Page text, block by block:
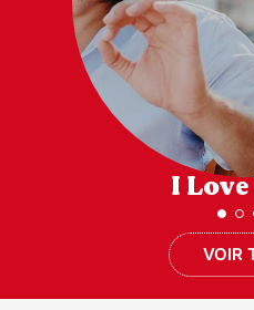
I
VOIR